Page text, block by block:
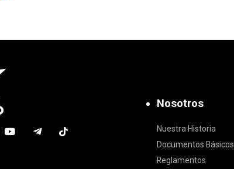
Nosotros
Nuestra Historia
Documentos Básicos
Reglamentos